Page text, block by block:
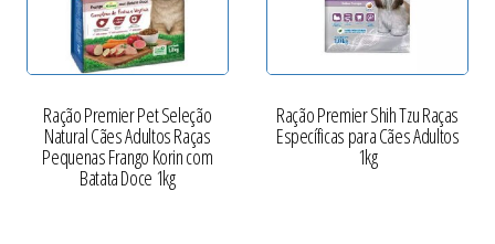
Ração Premier Pet Seleção
Natural Cães Adultos Raças
Pequenas Frango Korin com
Batata Doce 1kg
Ração Premier Shih Tzu Raças
Específicas para Cães Adultos
1kg